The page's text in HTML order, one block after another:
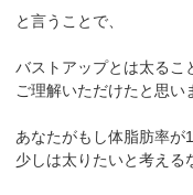
と言うことで、
バストアップとは太るこ
ご理解いただけたと思い
あなたがもし体脂肪率が
少しは太りたいと考える